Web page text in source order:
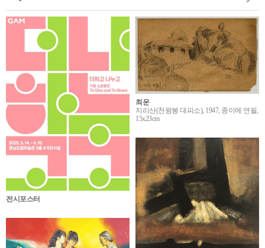
전시포스터
최운
지리산(천왕봉 대피소), 1947, 종이에 연필,
15x23cm